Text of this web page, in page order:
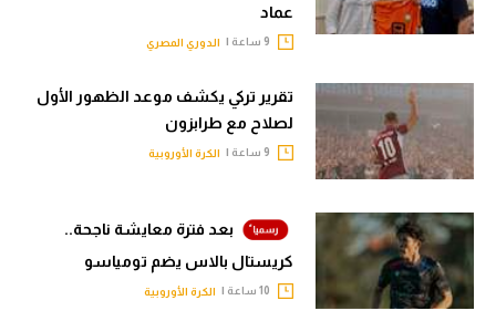
عماد
الدوري المصري
تقرير تركي يكشف موعد الظهور الأول
لصلاح مع طرابزون
الكرة الأوروبية
بعد فترة معايشة ناجحة..
كريستال بالاس يضم تومياسو
الكرة الأوروبية